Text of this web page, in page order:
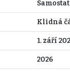
Klidná
1. září
2026